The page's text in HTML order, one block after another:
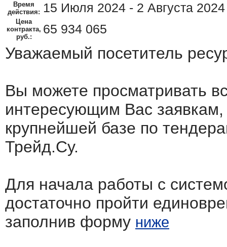
Время
действия: 15 Июля 2024 - 2 Августа 2024
Цена
контракта,
руб.:
65 934 065
Уважаемый посетитель
Вы можете просматривать
интересующим Вас
крупнейшей базе по
Трейд.Су.
Для начала работы с
достаточно пройти
заполнив форму ниже